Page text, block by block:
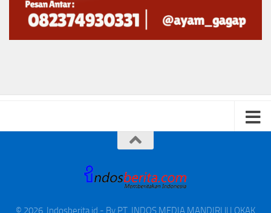
© 2026. Indosberita.id - By PT. INDOS MEDIA MANDIRI || LOKAK